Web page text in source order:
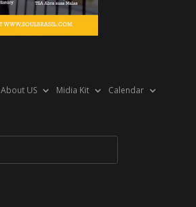
About US Midia Kit Calendar